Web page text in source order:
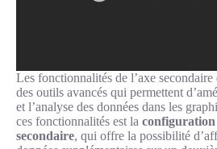
Les fonctionnalités de l’axe
des outils avancés qui permettent
et l’analyse des données dans les
ces fonctionnalités est la configuration
secondaire, qui offre la possibilité